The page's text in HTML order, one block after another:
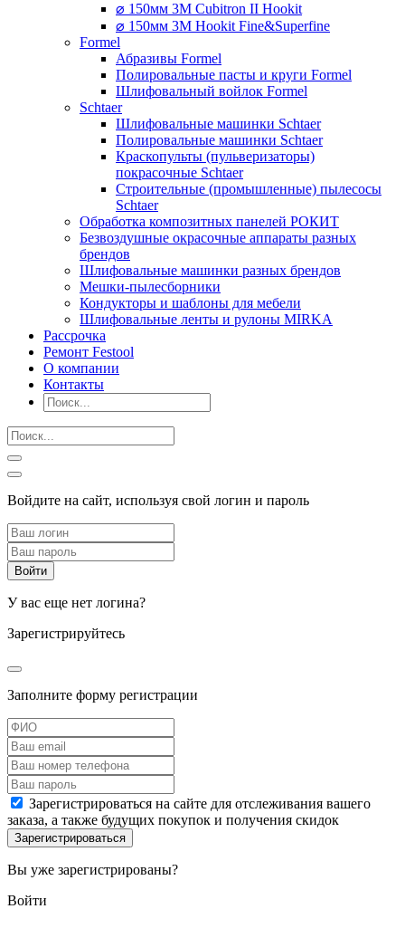
⌀ 150мм 3M Cubitron II Hookit
⌀ 150мм 3M Hookit Fine&Superfine
Formel
Абразивы Formel
Полировальные пасты и круги Formel
Шлифовальный войлок Formel
Schtaer
Шлифовальные машинки Schtaer
Полировальные машинки Schtaer
Краскопульты (пульверизаторы)
покрасочные Schtaer
Строительные (промышленные) пылесосы
Schtaer
Обработка композитных панелей РОКИТ
Безвоздушные окрасочные аппараты разных
брендов
Шлифовальные машинки разных брендов
Мешки-пылесборники
Кондукторы и шаблоны для мебели
Шлифовальные ленты и рулоны MIRKA
Рассрочка
Ремонт Festool
О компании
Контакты
Войдите на сайт, используя свой логин и пароль
У вас еще нет логина?
Зарегистрируйтесь
Заполните форму регистрации
Зарегистрироваться на сайте для отслеживания вашего
заказа, а также будущих покупок и получения скидок
Вы уже зарегистрированы?
Войти